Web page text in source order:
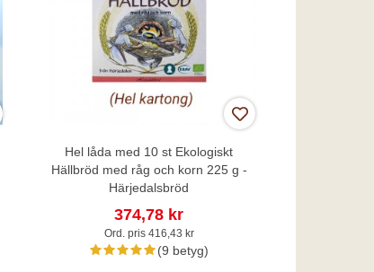
Hel låda med 10 st Ekologiskt
Hällbröd med råg och korn 225 g -
Härjedalsbröd
374,78 kr
Ord. pris 416,43 kr
(9 betyg)